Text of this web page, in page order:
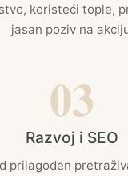
koristeći tople,
jasan poziv na
03
Razvoj i SEO
prilagođen